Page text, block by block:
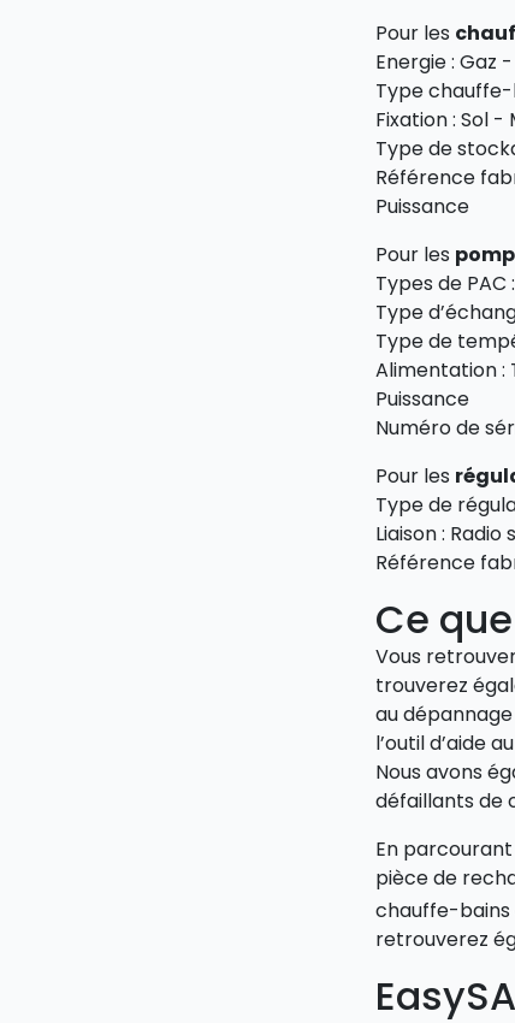
Pour les
Energie : Gaz
Type chauffe-
Fixation : Sol -
Type de
Référence
Puissance
Pour les
Types de PAC
Type
Type de
Alimentation :
Puissance
Numéro de
Pour les
Type de
Liaison :
Référence
Ce
Vous
trouverez
au
l’outil d’aide
Nous avons
défaillants de
En
pièce de
chauffe-bains
retrouverez